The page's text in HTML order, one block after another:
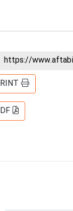
https://
PRINT
PDF